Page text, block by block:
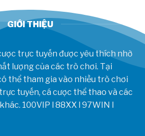
GIỚI THIỆU
trực tuyến được yêu thích nhờ
lượng của các trò chơi. Tại
thể tham gia vào nhiều trò chơi
tuyến, cá cược thể thao và các
100VIP l 88XX l 97WIN l